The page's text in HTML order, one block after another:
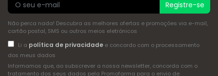
Registre-se
Não perca nada! Descubra as melhores ofertas e promoções via e-mail,
cartão postal, SMS ou outros meios eletrónicos
Li a política de privacidadee concordo com o processamento
dos meus dados
Informamos que, ao subscrever a nossa newsletter, concorda com o
tratamento dos seus dados pela Promofarma para o envio de